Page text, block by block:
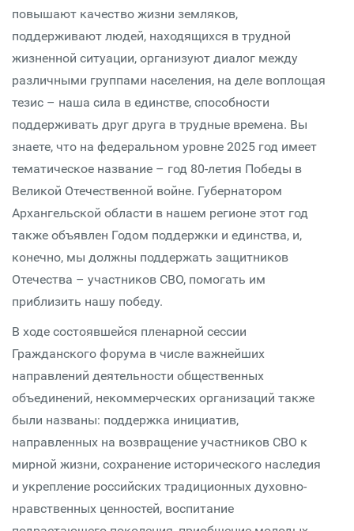
повышают качество жизни земляков,
поддерживают людей, находящихся в трудной
жизненной ситуации, организуют диалог между
различными группами населения, на деле воплощая
тезис – наша сила в единстве, способности
поддерживать друг друга в трудные времена. Вы
знаете, что на федеральном уровне 2025 год имеет
тематическое название – год 80-летия Победы в
Великой Отечественной войне. Губернатором
Архангельской области в нашем регионе этот год
также объявлен Годом поддержки и единства, и,
конечно, мы должны поддержать защитников
Отечества – участников СВО, помогать им
приблизить нашу победу.
В ходе состоявшейся пленарной сессии
Гражданского форума в числе важнейших
направлений деятельности общественных
объединений, некоммерческих организаций также
были названы: поддержка инициатив,
направленных на возвращение участников СВО к
мирной жизни, сохранение исторического наследия
и укрепление российских традиционных духовно-
нравственных ценностей, воспитание